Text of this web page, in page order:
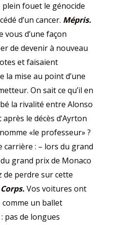
fouet le génocide
d’un cancer. Mépris.
d’une façon
de devenir à nouveau
et faisaient
la mise au point d’une
On sait ce qu’il en
la rivalité entre Alonso
le décès d’Ayrton
«le professeur» ?
carrière : – lors du grand
grand prix de Monaco
de perdre sur cette
Corps. Vos voitures ont
un ballet
pas de longues